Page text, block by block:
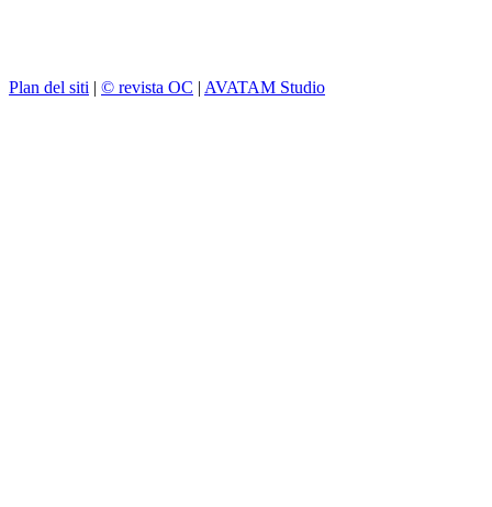
Plan del siti | © revista OC | AVATAM Studio